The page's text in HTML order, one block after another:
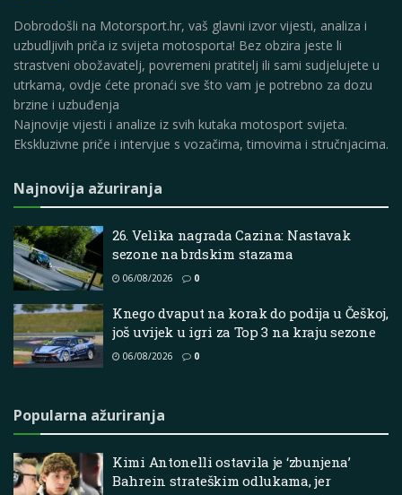
Dobrodošli na Motorsport.hr, vaš glavni izvor vijesti, analiza i
uzbudljivih priča iz svijeta motosporta! Bez obzira jeste li
strastveni obožavatelj, povremeni pratitelj ili sami sudjelujete u
utrkama, ovdje ćete pronaći sve što vam je potrebno za dozu
brzine i uzbuđenja
Najnovije vijesti i analize iz svih kutaka motosport svijeta.
Ekskluzivne priče i intervjue s vozačima, timovima i stručnjacima.
Najnovija ažuriranja
26. Velika nagrada Cazina: Nastavak
sezone na brdskim stazama
06/08/2026 0
Knego dvaput na korak do podija u Češkoj,
još uvijek u igri za Top 3 na kraju sezone
06/08/2026 0
Popularna ažuriranja
Kimi Antonelli ostavila je ‘zbunjena’
Bahrein strateškim odlukama, jer